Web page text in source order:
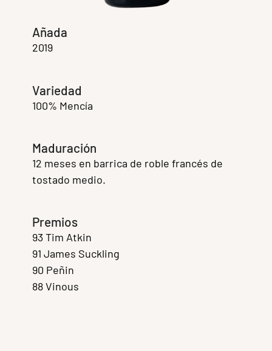
Añada
2019
Variedad
100% Mencía
Maduración
12 meses en barrica de roble francés de
tostado medio.
Premios
93 Tim Atkin
91 James Suckling
90 Peñin
88 Vinous